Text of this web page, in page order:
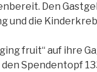
Den
und die
fruit“ auf ihre
Spendentopf